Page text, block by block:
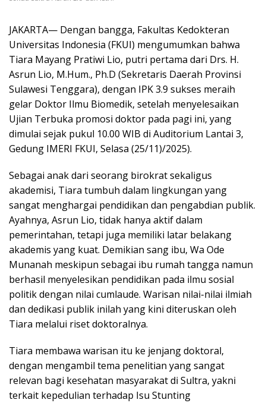
JAKARTA— Dengan bangga, Fakultas Kedokteran
Universitas Indonesia (FKUI) mengumumkan bahwa
Tiara Mayang Pratiwi Lio, putri pertama dari Drs. H.
Asrun Lio, M.Hum., Ph.D (Sekretaris Daerah Provinsi
Sulawesi Tenggara), dengan IPK 3.9 sukses meraih
gelar Doktor Ilmu Biomedik, setelah menyelesaikan
Ujian Terbuka promosi doktor pada pagi ini, yang
dimulai sejak pukul 10.00 WIB di Auditorium Lantai 3,
Gedung IMERI FKUI, Selasa (25/11)/2025).
Sebagai anak dari seorang birokrat sekaligus
akademisi, Tiara tumbuh dalam lingkungan yang
sangat menghargai pendidikan dan pengabdian publik.
Ayahnya, Asrun Lio, tidak hanya aktif dalam
pemerintahan, tetapi juga memiliki latar belakang
akademis yang kuat. Demikian sang ibu, Wa Ode
Munanah meskipun sebagai ibu rumah tangga namun
berhasil menyelesikan pendidikan pada ilmu sosial
politik dengan nilai cumlaude. Warisan nilai-nilai ilmiah
dan dedikasi publik inilah yang kini diteruskan oleh
Tiara melalui riset doktoralnya.
Tiara membawa warisan itu ke jenjang doktoral,
dengan mengambil tema penelitian yang sangat
relevan bagi kesehatan masyarakat di Sultra, yakni
terkait kepedulian terhadap Isu Stunting